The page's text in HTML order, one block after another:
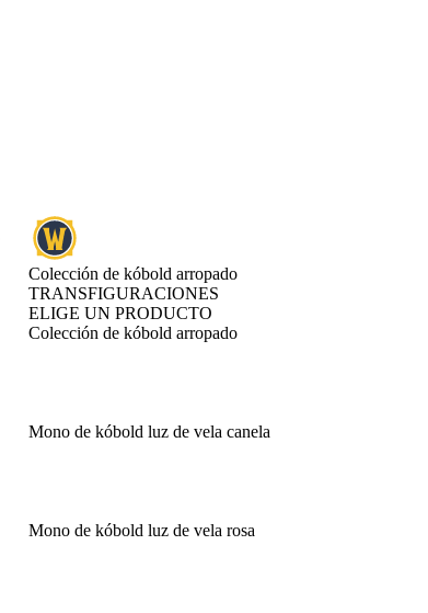
Colección de kóbold arropado
TRANSFIGURACIONES
ELIGE UN PRODUCTO
Colección de kóbold arropado
Mono de kóbold luz de vela canela
Mono de kóbold luz de vela rosa